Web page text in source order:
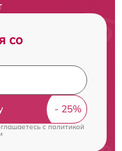
со
cполитикой